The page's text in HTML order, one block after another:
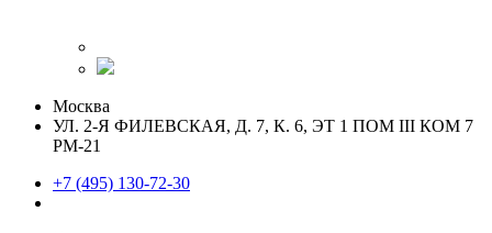
Москва
УЛ. 2-Я ФИЛЕВСКАЯ, Д. 7, К. 6, ЭТ 1 ПОМ III КОМ 7
РМ-21
+7 (495) 130-72-30